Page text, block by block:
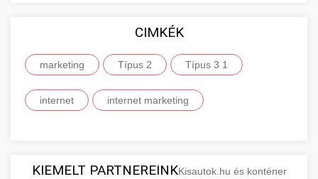
CIMKÉK
marketing Típus 2 Típus 3 1
internet internet marketing
KIEMELT PARTNEREINKKisautok.hu és konténer